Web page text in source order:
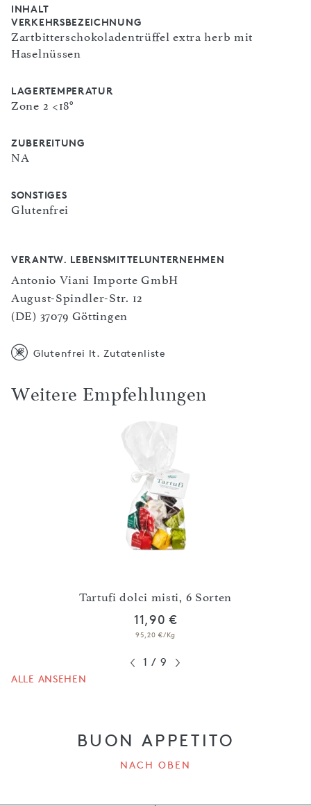
INHALT
VERKEHRSBEZEICHNUNG
Zartbitterschokoladentrüffel extra herb mit
Haselnüssen
LAGERTEMPERATUR
Zone 2 <18°
ZUBEREITUNG
NA
SONSTIGES
Glutenfrei
VERANTW. LEBENSMITTELUNTERNEHMEN
Antonio Viani Importe GmbH
August-Spindler-Str. 12
(DE) 37079 Göttingen
Glutenfrei lt. Zutatenliste
Weitere Empfehlungen
Tartufi dolci misti, 6 Sorten
11,90 €
95,20 €/Kg
1 / 9
ALLE ANSEHEN
BUON APPETITO
NACH OBEN